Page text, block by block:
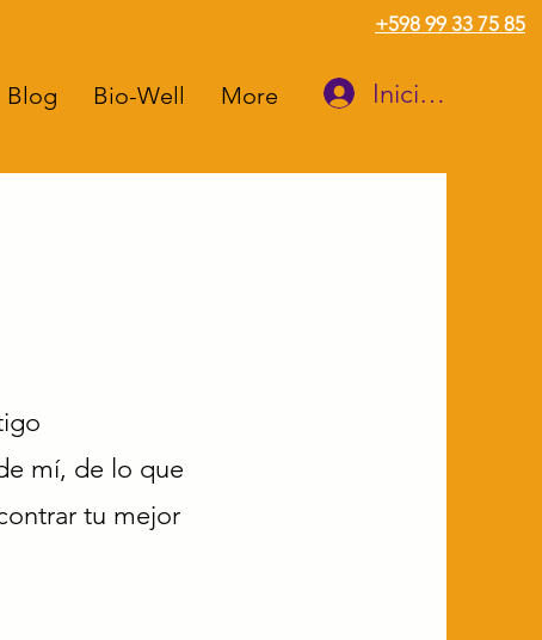
+598 99 33 75 85
Blog Bio-Well More Iniciar sesión
mí, de lo que
tu mejor